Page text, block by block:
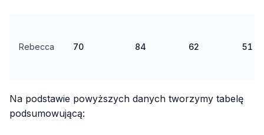
Rebecca 70 84 62 51
Na podstawie powyższych danych tworzymy tabelę
podsumowującą: